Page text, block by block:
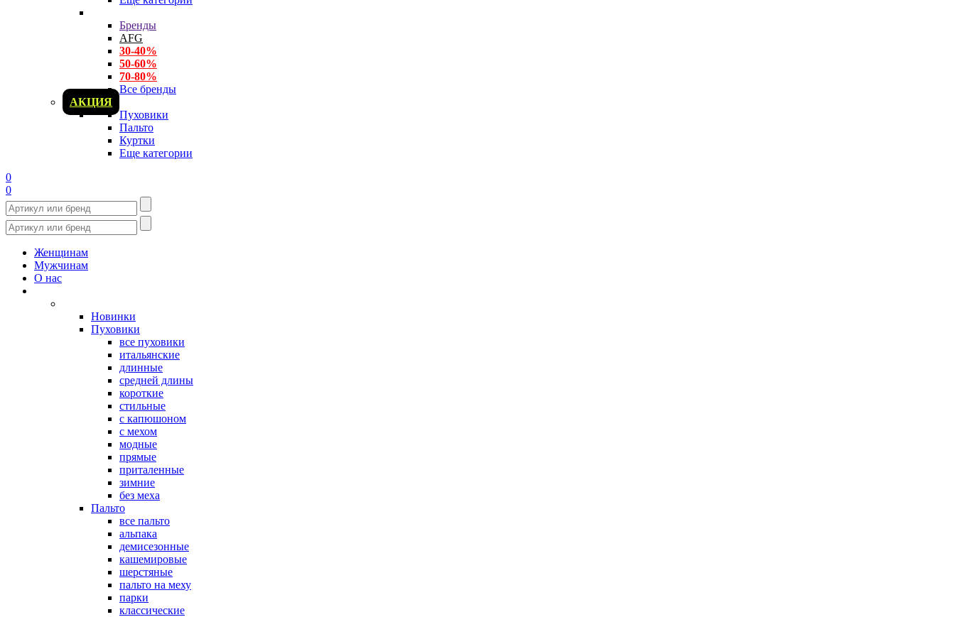
Бренды
AFG
30-40%
50-60%
70-80%
Все бренды
АКЦИЯ
Пуховики
Пальто
Куртки
Еще категории
0
0
Женщинам
Мужчинам
О нас
Новинки
Пуховики
все пуховики
итальянские
длинные
средней длины
короткие
стильные
с капюшоном
с мехом
модные
прямые
приталенные
зимние
без меха
Пальто
все пальто
альпака
демисезонные
кашемировые
шерстяные
пальто на меху
парки
классические